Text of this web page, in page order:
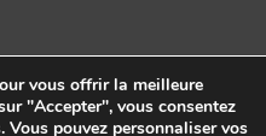
vous offrir la meilleure
"Accepter", vous consentez
pouvez personnaliser vos